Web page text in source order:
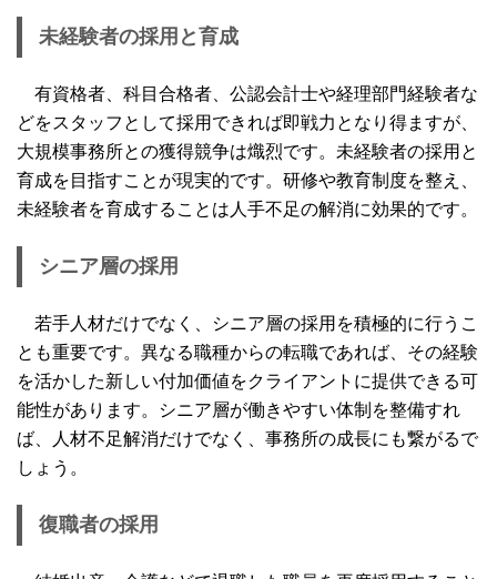
未経験者の採用と育成
有資格者、科目合格者、公認会計士や経理部門経験者な
どをスタッフとして採用できれば即戦力となり得ますが、
大規模事務所との獲得競争は熾烈です。未経験者の採用と
育成を目指すことが現実的です。研修や教育制度を整え、
未経験者を育成することは人手不足の解消に効果的です。
シニア層の採用
若手人材だけでなく、シニア層の採用を積極的に行うこ
とも重要です。異なる職種からの転職であれば、その経験
を活かした新しい付加価値をクライアントに提供できる可
能性があります。シニア層が働きやすい体制を整備すれ
ば、人材不足解消だけでなく、事務所の成長にも繋がるで
しょう。
復職者の採用